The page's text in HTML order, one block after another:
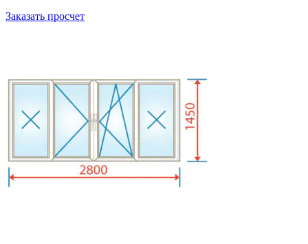
Заказать просчет